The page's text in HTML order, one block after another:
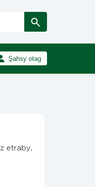
Şahsy otag
etraby,